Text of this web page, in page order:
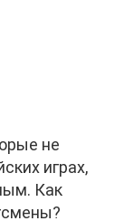
не
играх,
Как